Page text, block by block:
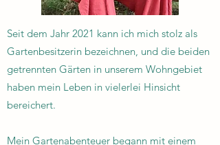
Seit dem Jahr 2021 kann ich mich stolz als
Gartenbesitzerin bezeichnen, und die beiden
getrennten Gärten in unserem Wohngebiet
haben mein Leben in vielerlei Hinsicht
bereichert.
Mein Gartenabenteuer begann mit einem